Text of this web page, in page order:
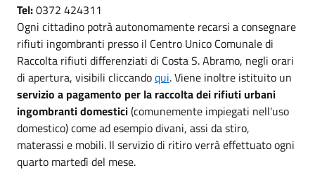
Tel:0372 424311
Ogni cittadino potrà autonomamente recarsi a consegnare
rifiuti ingombranti presso il Centro Unico Comunale di
Raccolta rifiuti differenziati di Costa S. Abramo, negli orari
di apertura, visibili cliccandoqui. Viene inoltre istituito un
servizio a pagamento per la raccolta dei rifiuti urbani
ingombranti domestici(comunemente impiegati nell'uso
domestico) come ad esempio divani, assi da stiro,
materassi e mobili. Il servizio di ritiro verrà effettuato ogni
quarto martedì del mese.